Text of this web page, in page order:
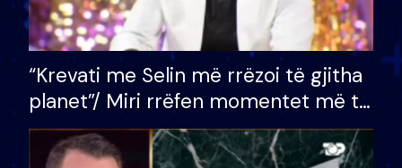
“Krevati me Selin më rrëzoi të gjitha
planet”/ Miri rrëfen momentet më të
bukura në shtëpinë e BB VIP: Do më
mungojë zilja e mëngjesit kur…